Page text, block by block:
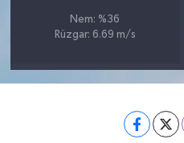
Nem: %36
Rüzgar: 6.69 m/s